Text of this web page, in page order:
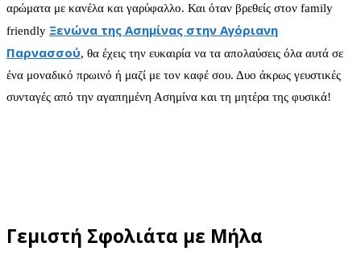
αρώματα με κανέλα και γαρύφαλλο. Και όταν βρεθείς στον family
friendly Ξενώνα της Ασημίνας στην Αγόριανη
Παρνασσού, θα έχεις την ευκαιρία να τα απολαύσεις όλα αυτά σε
ένα μοναδικό πρωινό ή μαζί με τον καφέ σου. Δυο άκρως γευστικές
συνταγές από την αγαπημένη Ασημίνα και τη μητέρα της φυσικά!
Γεμιστή Σφολιάτα με Μήλα